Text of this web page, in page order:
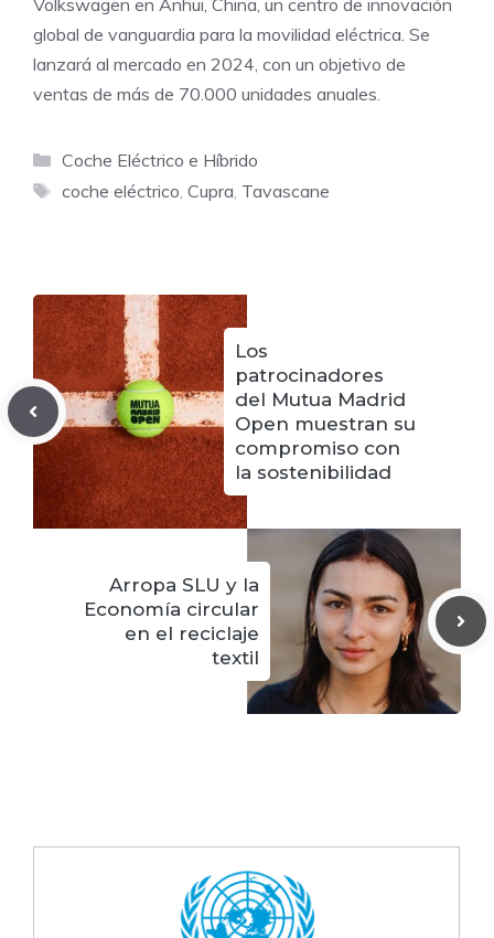
Volkswagen en Anhui, China, un centro de innovación
global de vanguardia para la movilidad eléctrica. Se
lanzará al mercado en 2024, con un objetivo de
ventas de más de 70.000 unidades anuales.
Categorías
Coche Eléctrico e Híbrido
Etiquetas
coche eléctrico, Cupra, Tavascane
Los
patrocinadores
del Mutua Madrid
Open muestran su
compromiso con
la sostenibilidad
Arropa SLU y la
Economía circular
en el reciclaje
textil